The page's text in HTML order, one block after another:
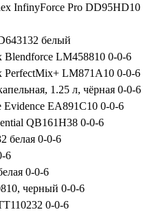
InfinyForce Pro DD95HD10
белый
LM458810 0-0-6
PerfectMix+ LM871A10 0-0-6
1.25 л, чёрная 0-0-6
EA891C10 0-0-6
QB161H38 0-0-6
белая 0-0-6
6
0-0-6
черный 0-0-6
0-0-6